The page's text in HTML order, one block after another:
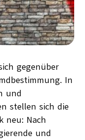
gegenüber
In
und
stellen sich die
neu: Nach
und